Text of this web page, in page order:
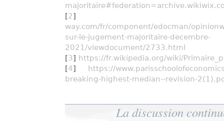
[2
way.com/fr/component/edocman/
sur-le-jugement-majoritaire-decembre-
2021/viewdocument/2733.html
[3] https://fr.wikipedia.org/wiki/
[4] https://
breaking-highest-median--revision-
La discussion